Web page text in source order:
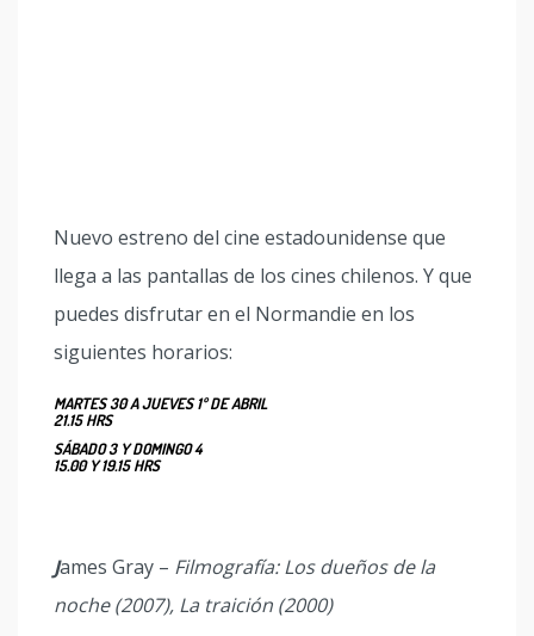
Nuevo estreno del cine estadounidense que
llega a las pantallas de los cines chilenos. Y que
puedes disfrutar en el Normandie en los
siguientes horarios:
MARTES 30 A JUEVES 1º DE ABRIL
21.15 HRS
SÁBADO 3 Y DOMINGO 4
15.00 Y 19.15 HRS
James Gray – Filmografía: Los dueños de la
noche (2007), La traición (2000)